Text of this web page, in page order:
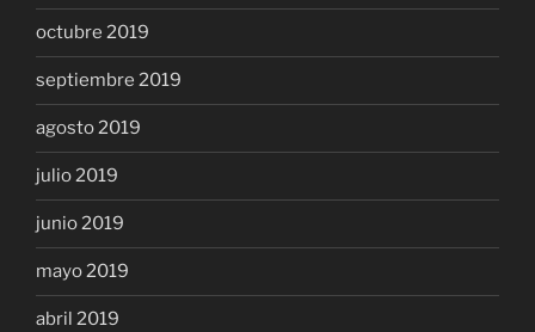
octubre 2019
septiembre 2019
agosto 2019
julio 2019
junio 2019
mayo 2019
abril 2019